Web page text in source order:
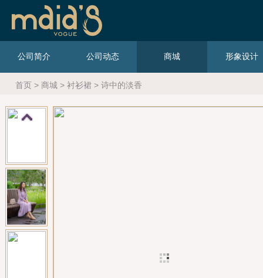
公司简介 公司动态 商城 形象设计
首页 > 商城 > 衬衫裙 > 诗中的淡香